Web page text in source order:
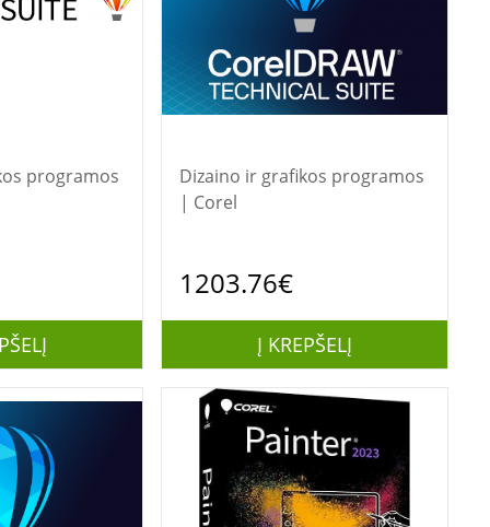
programos
Dizaino ir grafikos programos
| Corel
1203.76€
Į KREPŠELĮ